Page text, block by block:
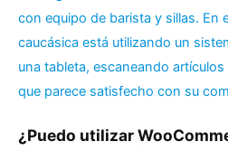
¿Puedo utilizar
POS?
La
podría